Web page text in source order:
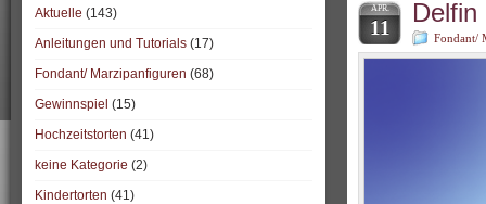
Aktuelle (143)
Anleitungen und Tutorials (17)
Fondant/ Marzipanfiguren (68)
Gewinnspiel (15)
Hochzeitstorten (41)
keine Kategorie (2)
Kindertorten (41)
APR.
11
Delfin
Fondant/